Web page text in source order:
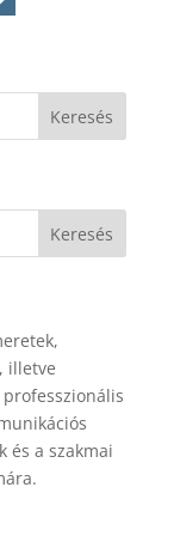
illetve
és a szakmai